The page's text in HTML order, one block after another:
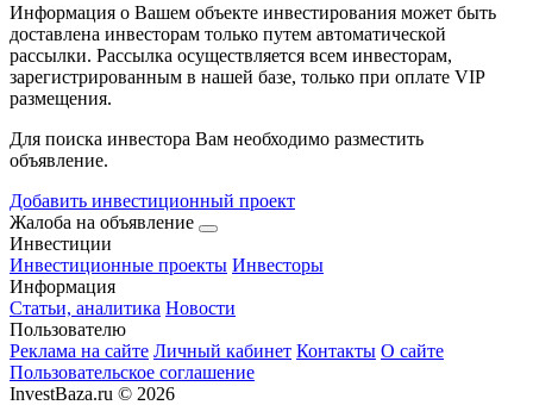
Информация о Вашем объекте инвестирования может быть
доставлена инвесторам только путем автоматической
рассылки. Рассылка осуществляется всем инвесторам,
зарегистрированным в нашей базе, только при оплате VIP
размещения.
Для поиска инвестора Вам необходимо разместить
объявление.
Добавить инвестиционный проект
Жалоба на объявление
Инвестиции
Инвестиционные проекты Инвесторы
Информация
Статьи, аналитика Новости
Пользователю
Реклама на сайте Личный кабинет Контакты О сайте
Пользовательское соглашение
InvestBaza.ru © 2026